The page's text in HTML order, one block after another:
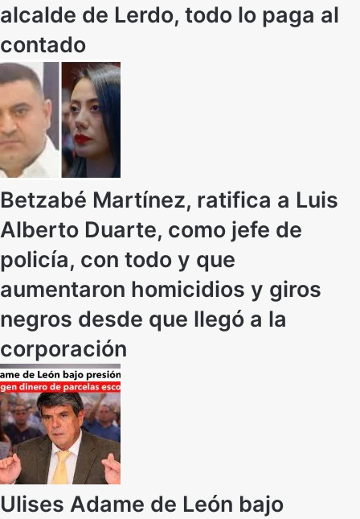
alcalde de Lerdo, todo lo paga al
contado
Betzabé Martínez, ratifica a Luis
Alberto Duarte, como jefe de
policía, con todo y que
aumentaron homicidios y giros
negros desde que llegó a la
corporación
Ulises Adame de León bajo